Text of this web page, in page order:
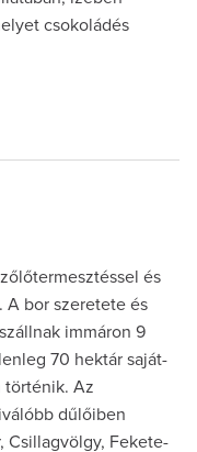
csokoládés
és
A bor szeretete és
immáron 9
70 hektár saját-
történik. Az
dűlőiben
Csillagvölgy, Fekete-